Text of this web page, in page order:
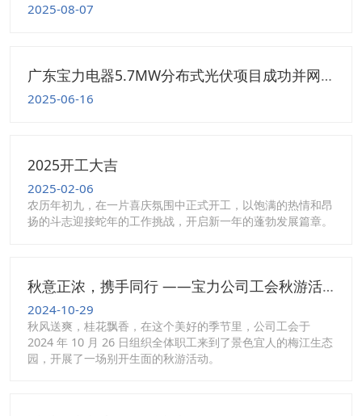
2025-08-07
广东宝力电器5.7MW分布式光伏项目成功并网， 成新会国资"双碳"战略标杆工程
2025-06-16
2025开工大吉
2025-02-06
农历年初九，在一片喜庆氛围中正式开工，以饱满的热情和昂
扬的斗志迎接蛇年的工作挑战，开启新一年的蓬勃发展篇章。
秋意正浓，携手同行 ——宝力公司工会秋游活动
2024-10-29
秋风送爽，桂花飘香，在这个美好的季节里，公司工会于
2024 年 10 月 26 日组织全体职工来到了景色宜人的梅江生态
园，开展了一场别开生面的秋游活动。